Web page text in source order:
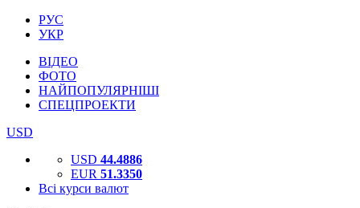
РУС
УКР
ВІДЕО
ФОТО
НАЙПОПУЛЯРНІШІ
СПЕЦПРОЕКТИ
USD
USD 44.4886
EUR 51.3350
Всі курси валют